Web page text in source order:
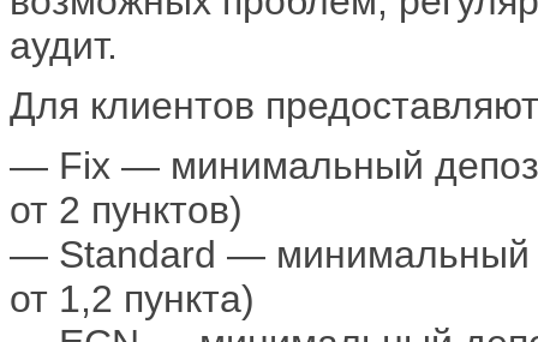
аудит.
Для клиентов
— Fix — минимальный
от 2 пунктов)
— Standard — минимальный
от 1,2 пункта)